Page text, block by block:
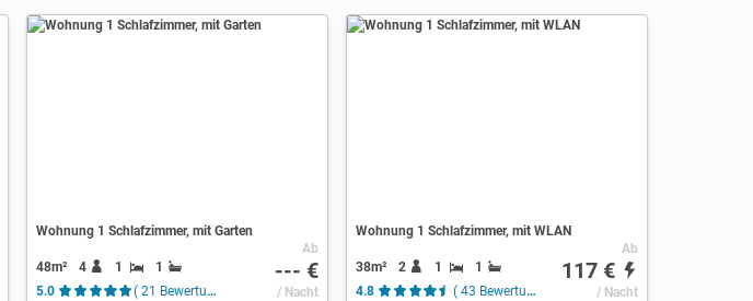
Wohnung 1 Schlafzimmer, mit Garten
48m² 4 1
1
5.0
( 21 Bewertungen )
Ab
--- €
/ Nacht
Wohnung 1 Schlafzimmer, mit WLAN
38m² 2 1
1
4.8
( 43 Bewertungen )
Ab
117 €
/ Nacht